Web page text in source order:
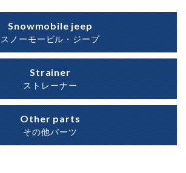
Snowmobile jeep
スノーモービル・ジープ
Strainer
ストレーナー
Other parts
その他パーツ